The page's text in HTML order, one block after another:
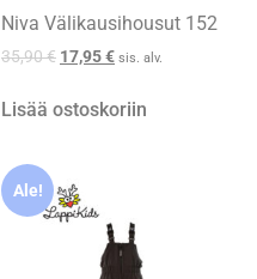
Niva Välikausihousut 152
35,90€ 17,95€ sis. alv.
Lisää ostoskoriin
Ale!